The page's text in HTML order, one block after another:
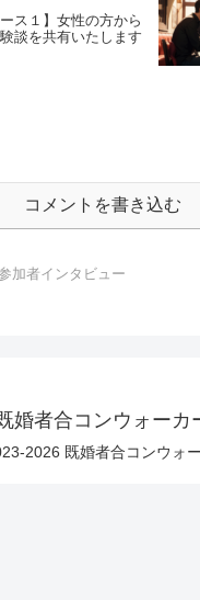
ス１】女性の方から
談を共有いたします
コメントを書き込む
加者インタビュー
婚者合コンウォーカ
2026 既婚者合コンウォ